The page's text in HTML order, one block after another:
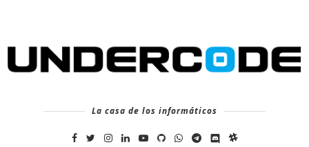
La casa de los informáticos